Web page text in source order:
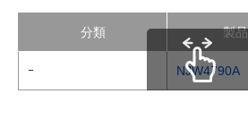
分類 製
ｰ NJW4790A
scrollable